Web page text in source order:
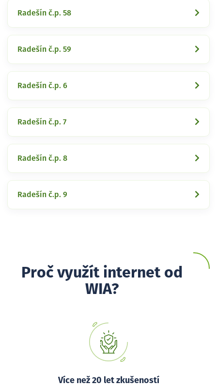
Radešín č.p. 58
Radešín č.p. 59
Radešín č.p. 6
Radešín č.p. 7
Radešín č.p. 8
Radešín č.p. 9
Proč využít internet od
WIA?
Více než 20 let zkušeností